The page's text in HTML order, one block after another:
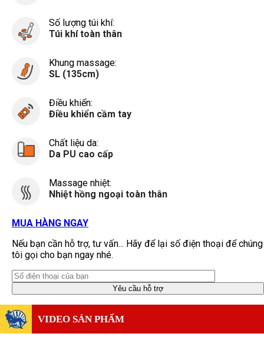
Số lượng túi khí:
Túi khí toàn thân
Khung massage:
SL (135cm)
Điều khiển:
Điều khiển cầm tay
Chất liệu da:
Da PU cao cấp
Massage nhiệt:
Nhiệt hồng ngoại toàn thân
MUA HÀNG NGAY
Nếu bạn cần hỗ trợ, tư vấn... Hãy để lại số điện thoại để chúng
tôi gọi cho bạn ngay nhé.
VIDEO SẢN PHẨM